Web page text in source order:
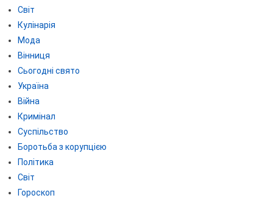
Світ
Кулінарія
Мода
Вінниця
Сьогодні свято
Україна
Війна
Кримінал
Суспільство
Боротьба з корупцією
Політика
Світ
Гороскоп